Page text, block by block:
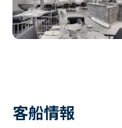
客船情報